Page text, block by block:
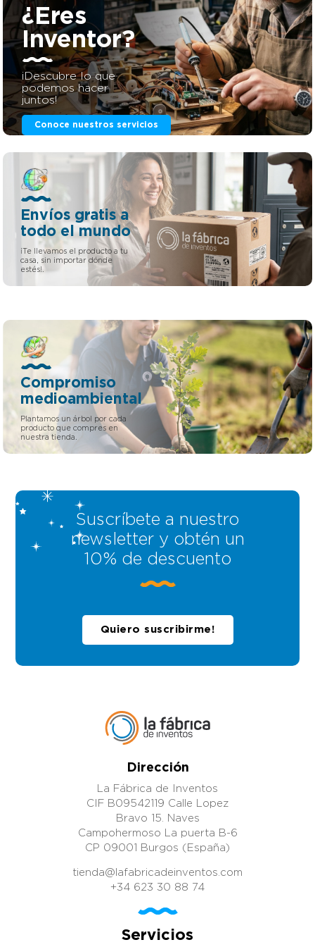
¿Eres
Inventor?
¡Descubre lo que
podemos hacer
juntos!
Conoce nuestros servicios
Envíos gratis a
todo el mundo
¡Te llevamos el producto a tu
casa, sin importar dónde
estés!.
Compromiso
medioambiental
Plantamos un árbol por cada
producto que compres en
nuestra tienda.
Suscríbete a nuestro
newsletter y obtén un
10% de descuento
Quiero suscribirme!
Dirección
La Fábrica de Inventos
CIF B09542119 Calle Lopez
Bravo 15. Naves
Campohermoso La puerta B-6
CP 09001 Burgos (España)
tienda@lafabricadeinventos.com
+34 623 30 88 74
Servicios